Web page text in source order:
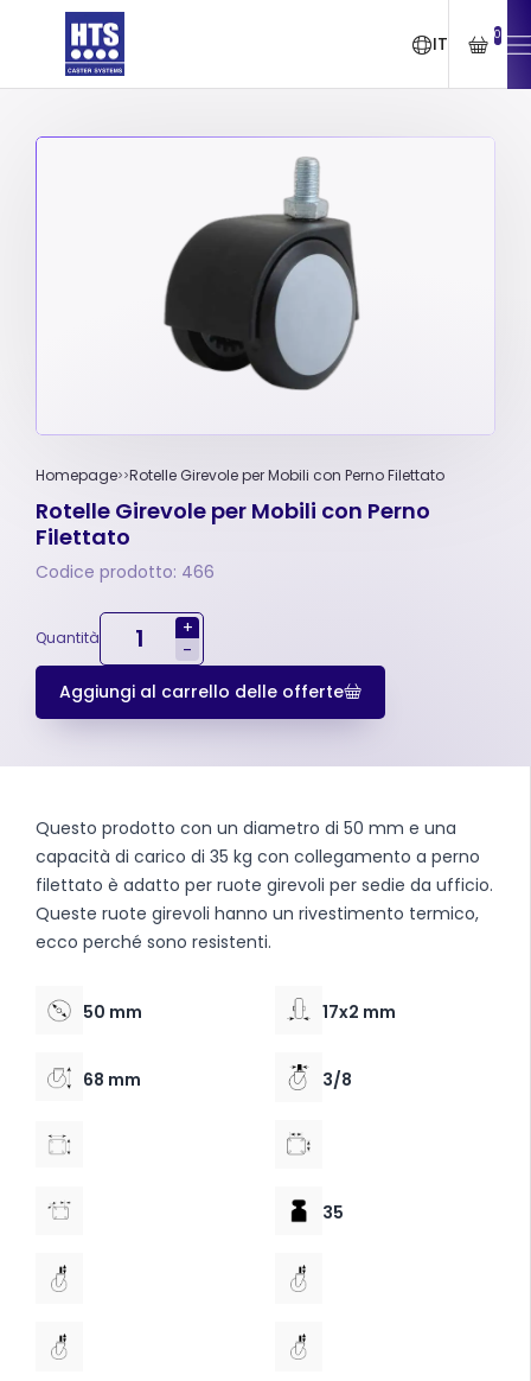
IT 0
Homepage Rotelle Girevole per Mobili con Perno Filettato
Rotelle Girevole per Mobili con Perno
Filettato
Codice prodotto: 466
Quantità
+
-
Aggiungi al carrello delle offerte
Questo prodotto con un diametro di 50 mm e una
capacità di carico di 35 kg con collegamento a perno
filettato è adatto per ruote girevoli per sedie da ufficio.
Queste ruote girevoli hanno un rivestimento termico,
ecco perché sono resistenti.
50 mm 17x2 mm
68 mm 3/8
35